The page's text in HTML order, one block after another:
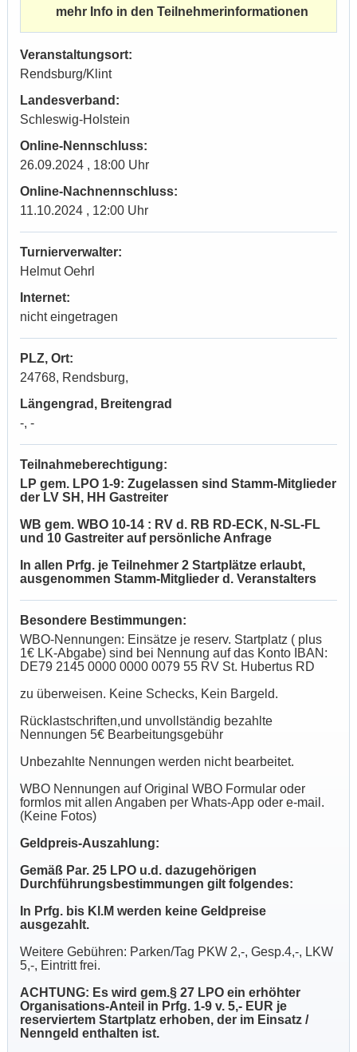
mehr Info in den Teilnehmerinformationen
Veranstaltungsort:
Rendsburg/Klint
Landesverband:
Schleswig-Holstein
Online-Nennschluss:
26.09.2024 , 18:00 Uhr
Online-Nachnennschluss:
11.10.2024 , 12:00 Uhr
Turnierverwalter:
Helmut Oehrl
Internet:
nicht eingetragen
PLZ, Ort:
24768, Rendsburg,
Längengrad, Breitengrad
-, -
Teilnahmeberechtigung:
LP gem. LPO 1-9: Zugelassen sind Stamm-Mitglieder
der LV SH, HH Gastreiter
WB gem. WBO 10-14 : RV d. RB RD-ECK, N-SL-FL
und 10 Gastreiter auf persönliche Anfrage
In allen Prfg. je Teilnehmer 2 Startplätze erlaubt,
ausgenommen Stamm-Mitglieder d. Veranstalters
Besondere Bestimmungen:
WBO-Nennungen: Einsätze je reserv. Startplatz ( plus
1€ LK-Abgabe) sind bei Nennung auf das Konto IBAN:
DE79 2145 0000 0000 0079 55 RV St. Hubertus RD
zu überweisen. Keine Schecks, Kein Bargeld.
Rücklastschriften,und unvollständig bezahlte
Nennungen 5€ Bearbeitungsgebühr
Unbezahlte Nennungen werden nicht bearbeitet.
WBO Nennungen auf Original WBO Formular oder
formlos mit allen Angaben per Whats-App oder e-mail.
(Keine Fotos)
Geldpreis-Auszahlung:
Gemäß Par. 25 LPO u.d. dazugehörigen
Durchführungsbestimmungen gilt folgendes:
In Prfg. bis Kl.M werden keine Geldpreise
ausgezahlt.
Weitere Gebühren: Parken/Tag PKW 2,-, Gesp.4,-, LKW
5,-, Eintritt frei.
ACHTUNG: Es wird gem.§ 27 LPO ein erhöhter
Organisations-Anteil in Prfg. 1-9 v. 5,- EUR je
reserviertem Startplatz erhoben, der im Einsatz /
Nenngeld enthalten ist.